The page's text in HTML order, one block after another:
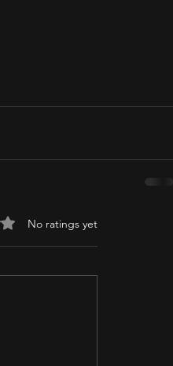
of 5 stars.
No ratings yet